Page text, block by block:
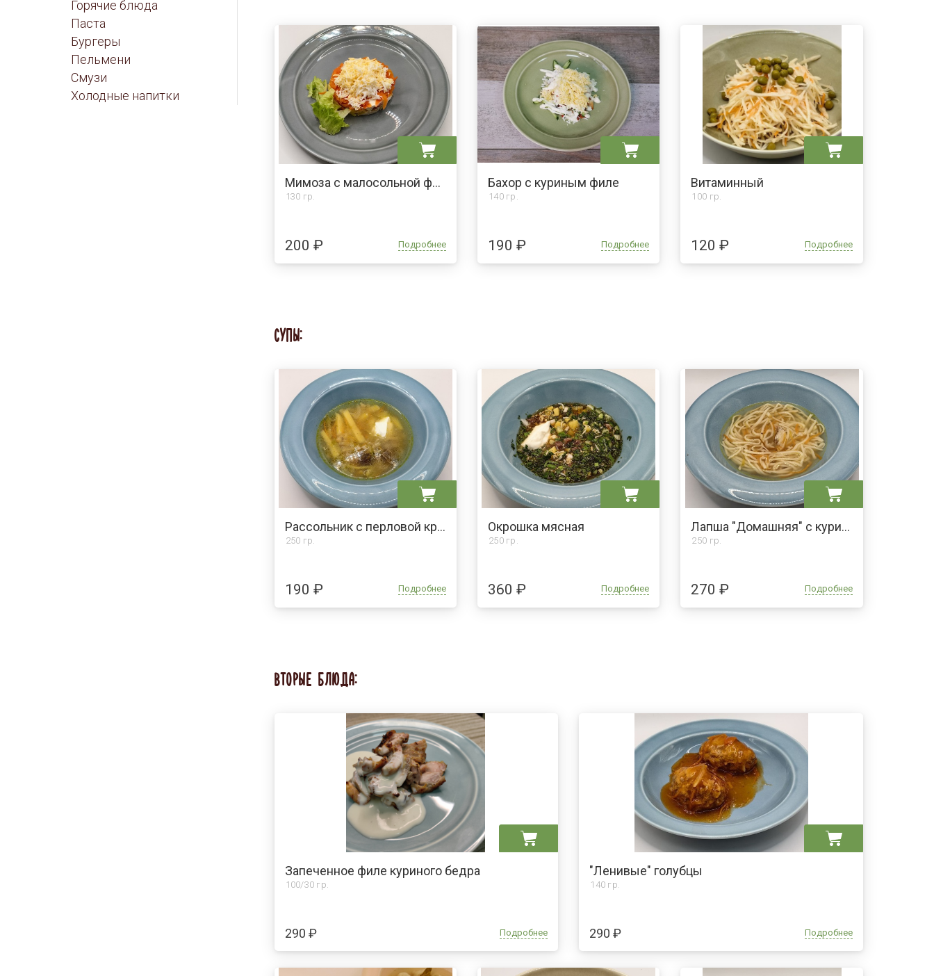
Праздничное меню
Постное меню
Горячие блюда
Паста
Бургеры
Пельмени
Смузи
Холодные напитки
Мимоза с малосольной форелью
130 гр.
200 ₽ Подробнее
Бахор с куриным филе
140 гр.
190 ₽ Подробнее
Витаминный
100 гр.
120 ₽ Подробнее
СУПЫ:
Рассольник с перловой крупой, говядиной и сметаной
250 гр.
190 ₽ Подробнее
Окрошка мясная
250 гр.
360 ₽ Подробнее
Лапша "Домашняя" с курицей
250 гр.
270 ₽ Подробнее
ВТОРЫЕ БЛЮДА:
Запеченное филе куриного бедра
100/30 гр.
290 ₽ Подробнее
"Ленивые" голубцы
140 гр.
290 ₽ Подробнее